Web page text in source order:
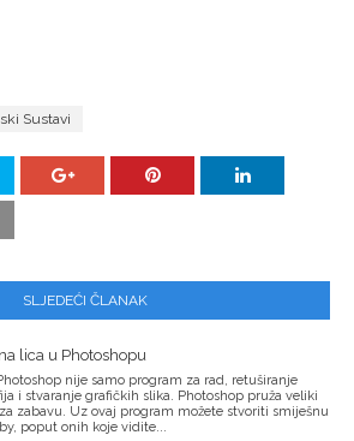
Sustavi
SLJEDEĆI ČLANAK
lica u Photoshopu
nije samo program za rad, retuširanje
i stvaranje grafičkih slika. Photoshop pruža veliki
zabavu. Uz ovaj program možete stvoriti smiješnu
poput onih koje vidite...